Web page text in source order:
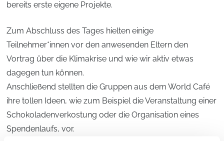
bereits erste eigene Projekte.
Zum Abschluss des Tages hielten einige
Teilnehmer*innen vor den anwesenden Eltern den
Vortrag über die Klimakrise und wie wir aktiv etwas
dagegen tun können.
Anschließend stellten die Gruppen aus dem World Café
ihre tollen Ideen, wie zum Beispiel die Veranstaltung einer
Schokoladenverkostung oder die Organisation eines
Spendenlaufs, vor.